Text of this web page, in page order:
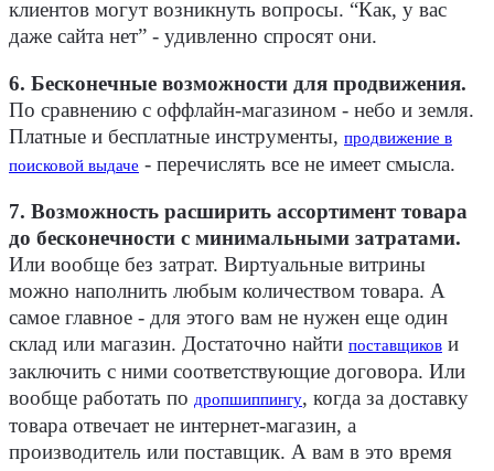
клиентов могут возникнуть вопросы. “Как, у вас
даже сайта нет” - удивленно спросят они.
6. Бесконечные возможности для продвижения.
По сравнению с оффлайн-магазином - небо и земля.
Платные и бесплатные инструменты, продвижение в
поисковой выдаче - перечислять все не имеет смысла.
7. Возможность расширить ассортимент товара
до бесконечности с минимальными затратами.
Или вообще без затрат. Виртуальные витрины
можно наполнить любым количеством товара. А
самое главное - для этого вам не нужен еще один
склад или магазин. Достаточно найти поставщиков и
заключить с ними соответствующие договора. Или
вообще работать по дропшиппингу, когда за доставку
товара отвечает не интернет-магазин, а
производитель или поставщик. А вам в это время